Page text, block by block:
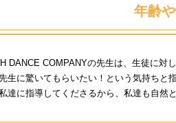
年齢
DANCE COMPANYの先生は、生徒に対
生に驚いてもらいたい！という気持ち
達に指導してくださるから、私達も自然